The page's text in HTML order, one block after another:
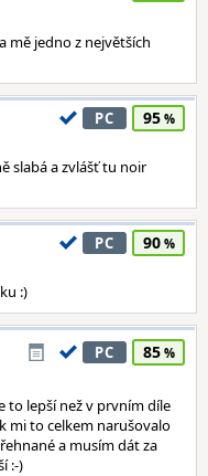
mě jedno z největších
PC 95
slabá a zvlášť tu noir
PC 90
:)
PC 85
to lepší než v prvním díle
mi to celkem narušovalo
a musím dát za
:-)